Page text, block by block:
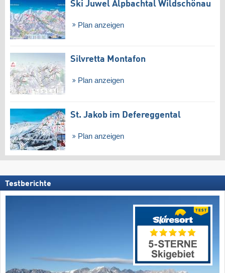
Ski Juwel Alpbachtal Wildschönau
Plan anzeigen
Silvretta Montafon
Plan anzeigen
St. Jakob im Defereggental
Plan anzeigen
Testberichte